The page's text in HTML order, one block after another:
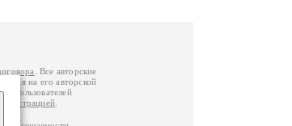
. Все авторские
на его авторской
пользователей